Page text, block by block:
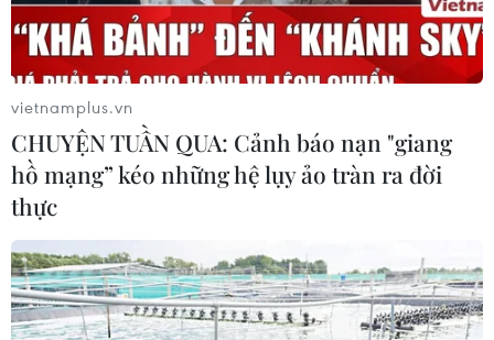
TIN CÙNG CHUYÊN MỤC
vietnamplus.vn
CHUYỆN TUẦN QUA: Cảnh báo nạn "giang
hồ mạng” kéo những hệ lụy ảo tràn ra đời
thực